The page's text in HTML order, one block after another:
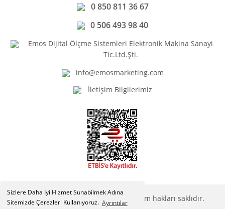
Sizlere Daha İyi Hizmet Sunabilmek Adına
Sitemizde Çerezleri Kullanıyoruz. Ayrıntılar
0 850 811 36 67
0 506 493 98 40
Emos Dijital Ölçme Sistemleri Elektronik Makina Sanayi
Tic.Ltd.Şti.
info@emosmarketing.com
İletişim Bilgilerimiz
Copyright © Emosmarketing.com. Tüm hakları saklıdır.